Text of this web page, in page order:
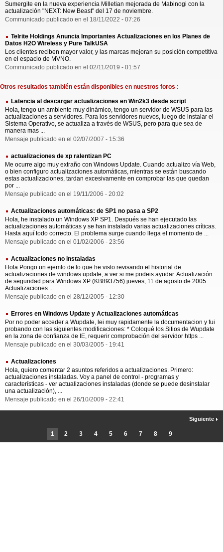
Sumergite en la nueva experiencia Milletian mejorada de Mabinogi con la
actualización "NEXT: New Beast" del 17 de noviembre.
Communicado publicado en el 18/11/2022 - 07:26
Telrite Holdings Anuncia Importantes Actualizaciones en los Planes de
Datos H2O Wireless y Pure TalkUSA
Los clientes reciben mayor valor, y las marcas mejoran su posición competitiva
en el espacio de MVNO.
Communicado publicado en el 02/11/2019 - 01:57
Otros resultados también están disponibles en nuestros foros :
Latencia al descargar actualizaciones en Win2k3 desde script
Hola, tengo un ambiente muy dinámico, tengo un servidor de WSUS para las
actualizaciones a servidores. Para los servidores nuevos, luego de instalar el
Sistema Operativo, se actualiza a través de WSUS, pero para que sea de
manera mas ...
Mensaje publicado en el 02/07/2007 - 15:36
actualizaciones de xp ralentizan PC
Me ocurre algo muy extraño con Windows Update. Cuando actualizo vía Web,
o bien configuro actualizaciones automáticas, mientras se están buscando
estas actualizaciones, tardan excesivamente en comprobar las que quedan
por ...
Mensaje publicado en el 19/11/2006 - 20:02
Actualizaciones automáticas: de SP1 no pasa a SP2
Hola, he instalado un Windows XP SP1. Después se han ejecutado las
actualizaciones automáticas y se han instalado varias actualizaciones críticas.
Hasta aquí todo correcto. El problema surge cuando llega el momento de ...
Mensaje publicado en el 01/02/2006 - 23:56
Actualizaciones no instaladas
Hola Pongo un ejemlo de lo que he visto revisando el historial de
actualizaciones de windows update, a ver si me podeis ayudar. Actualización
de seguridad para Windows XP (KB893756) jueves, 11 de agosto de 2005
Actualizaciones ...
Mensaje publicado en el 28/12/2005 - 12:30
Errores en Windows Update y Actualizaciones automáticas
Por no poder acceder a Wupdate, lei muy rapidamente la documentacion y fui
probando con las siguientes modificaciones: * Coloqué los Sitios de Wupdate
en la zona de confianza de IE, requerir comprobación del servidor https ...
Mensaje publicado en el 30/03/2005 - 19:41
Actualizaciones
Hola, quiero comentar 2 asuntos referidos a actualizaciones. Primero:
actualizaciones instaladas. Voy a panel de control - programas y
características - ver actualizaciones instaladas (donde se puede desinstalar
una actualización), ...
Mensaje publicado en el 26/10/2009 - 22:41
1 2 3 4 5 6 7 8 9
Siguiente